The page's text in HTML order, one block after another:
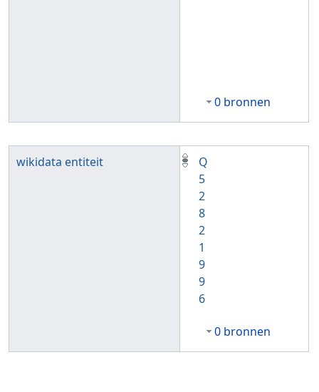
0 bronnen
wikidata entiteit
Q
5
2
8
2
1
9
9
6
0 bronnen